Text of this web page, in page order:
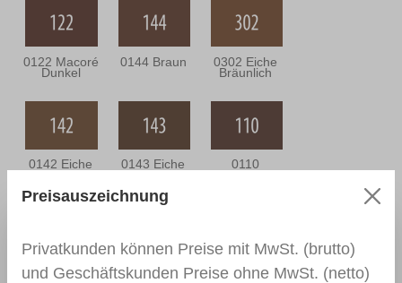
0122 Macoré
Dunkel
0144 Braun 0302 Eiche
Bräunlich
0142 Eiche
Mittel
0143 Eiche
Dunkel
0110
Nussbaum
0111
Nussbaum
0166 Wenge 0164
Nussbaum
Preisauszeichnung
Privatkunden können Preise mit MwSt. (brutto)
und Geschäftskunden Preise ohne MwSt. (netto)